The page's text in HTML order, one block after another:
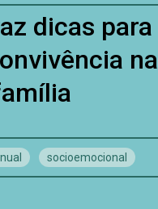
dicas para
na
socioemocional